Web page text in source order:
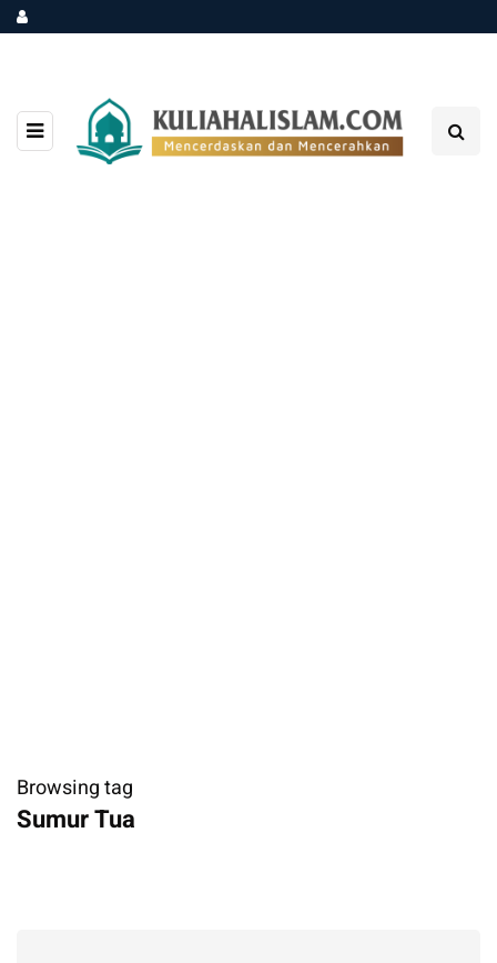
Browsing tag
Sumur Tua